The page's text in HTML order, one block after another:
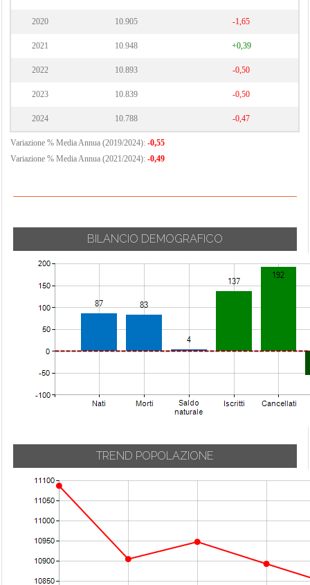
2020 10.905 -1,65
2021 10.948 +0,39
2022 10.893 -0,50
2023 10.839 -0,50
2024 10.788 -0,47
Variazione % Media Annua (2019/2024): -0,55
Variazione % Media Annua (2021/2024): -0,49
BILANCIO DEMOGRAFICO
TREND POPOLAZIONE